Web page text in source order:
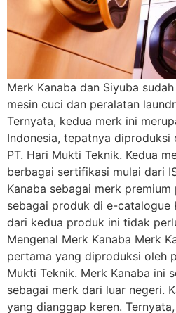
Merk Kanaba dan Siyuba
mesin cuci dan peralatan
Ternyata, kedua merk ini
Indonesia, tepatnya diproduksi
PT. Hari Mukti Teknik. Kedua
berbagai sertifikasi mulai dari
Kanaba sebagai merk premium
sebagai produk di e-catalogue
dari kedua produk ini tidak
Mengenal Merk Kanaba Merk
pertama yang diproduksi oleh
Mukti Teknik. Merk Kanaba ini
sebagai merk dari luar negeri.
yang dianggap keren.